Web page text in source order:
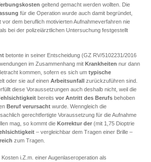
geltend gemacht werden wollten. Die
für die Operation wurde auch damit begründet,
dem beruflich motivierten Aufnahmeverfahren nie
bei der polizeiärztlichen Untersuchung festgestellt
betonte in seiner Entscheidung (GZ RV/5102231/2016
im Zusammenhang mit Krankheiten nur dann
kommen, sofern es sich um typische
oder sie auf einen Arbeitsunfall zurückzuführen sind.
diese Voraussetzungen auch deshalb nicht, weil die
bereits vor Antritt des Berufs behoben
Beruf verursacht wurde. Wenngleich die
gerechtfertigte Voraussetzung für die Aufnahme
mag, so kommt die Korrektur der (mit 1,75 Dioptrie
– vergleichbar dem Tragen einer Brille –
zum Tragen.
i.Z.m. einer Augenlaseroperation als